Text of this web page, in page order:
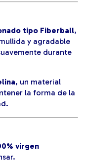
tipo Fiberball,
y agradable
durante
, un material
la forma de la
virgen